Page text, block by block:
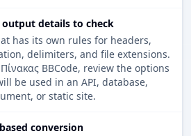
output details to check
has its own rules for headers,
delimiters, and file extensions.
BBCode, review the options
be used in an API, database,
or static site.
conversion